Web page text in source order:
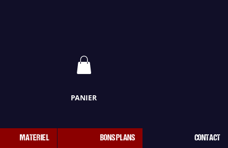
PANIER
MATERIEL BONS PLANS CONTACT